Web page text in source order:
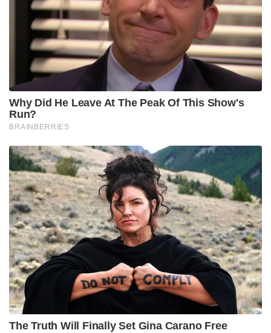
Why Did He Leave At The Peak Of This Show's
Run?
BRAINBERRIES
The Truth Will Finally Set Gina Carano Free